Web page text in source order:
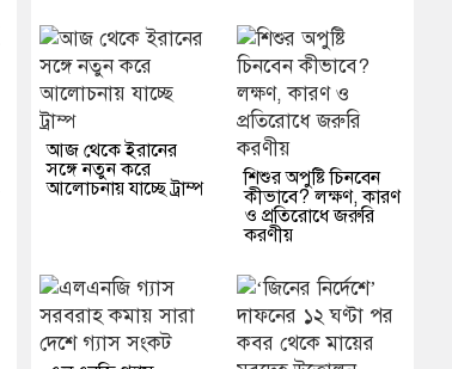
আজ থেকে ইরানের
সঙ্গে নতুন করে
আলোচনায় যাচ্ছে ট্রাম্প
শিশুর অপুষ্টি চিনবেন
কীভাবে? লক্ষণ, কারণ
ও প্রতিরোধে জরুরি
করণীয়